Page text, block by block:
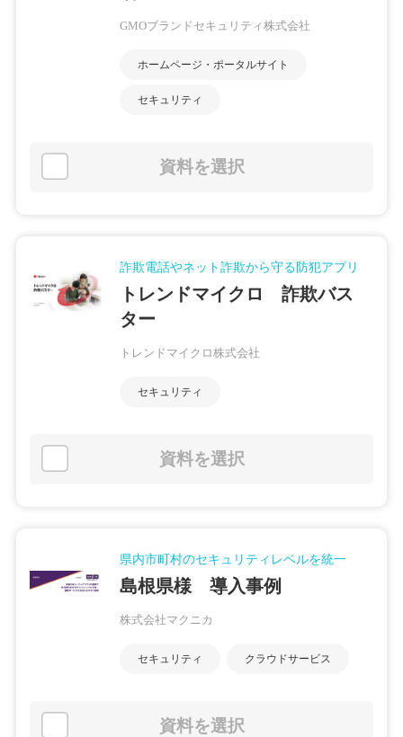
GMOブランドセキュリティ株式会社
ホームページ・ポータルサイト
セキュリティ
資料を選択
詐欺電話やネット詐欺から守る防犯アプリ
トレンドマイクロ 詐欺バス
ター
トレンドマイクロ株式会社
セキュリティ
資料を選択
県内市町村のセキュリティレベルを統一
島根県様 導入事例
株式会社マクニカ
セキュリティ クラウドサービス
資料を選択